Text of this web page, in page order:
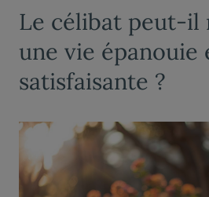
Le célibat peut-il
une vie épanouie
satisfaisante ?